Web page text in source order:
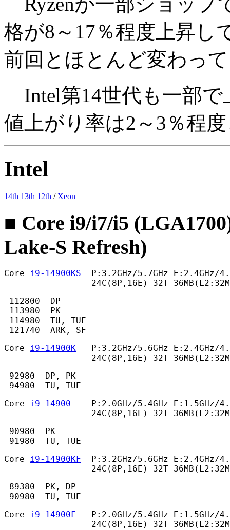
格が8～17％程度上昇し
前回とほとんど変わっ
Intel第14世代も一部で
値上がり率は2～3％程
Intel
14th 13th 12th / Xeon
■ Core i9/i7/i5
Lake-S Refresh)
Core i9-14900KS
P:3.2GHz/5.7GHz E:2.4GHz/
24C(8P,16E) 32T
112800  DP
113980  PK
114980  TU, TUE
121740  ARK, SF
Core i9-14900K
P:3.2GHz/5.6GHz E:2.4GHz/
24C(8P,16E) 32T
92980  DP, PK
94980  TU, TUE
Core i9-14900
P:2.0GHz/5.4GHz E:1.5GHz/
24C(8P,16E) 32T
90980  PK
91980  TU, TUE
Core i9-14900KF
P:3.2GHz/5.6GHz E:2.4GHz/
24C(8P,16E) 32T
89380  PK, DP
90980  TU, TUE
Core i9-14900F
P:2.0GHz/5.4GHz E:1.5GHz/
24C(8P,16E) 32T